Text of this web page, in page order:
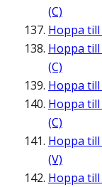
(C)
Hoppa till
Hoppa till
(C)
Hoppa till
Hoppa till
(C)
Hoppa till
(V)
Hoppa till